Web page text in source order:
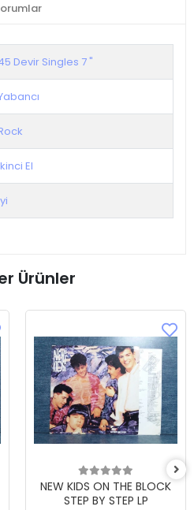
Devir Singles 7 "
El
Ürünler
NEW KIDS ON THE BLOCK
STEP BY STEP LP